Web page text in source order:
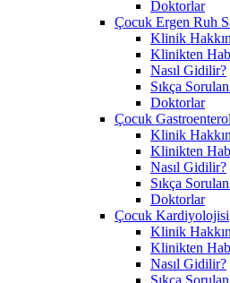
Doktorlar
Çocuk Ergen Ruh
Klinik
Klinikten
Nasıl Gidilir?
Sıkça
Doktorlar
Çocuk
Klinik
Klinikten
Nasıl Gidilir?
Sıkça
Doktorlar
Çocuk Kardiyolojisi
Klinik
Klinikten
Nasıl Gidilir?
Sıkça